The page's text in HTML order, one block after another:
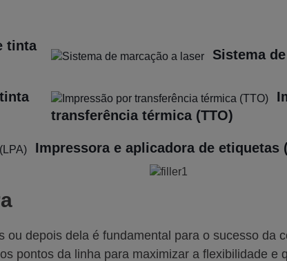
tinta
Sistema
transferência térmica (TTO)
Impressora e aplicadora de etiquetas
ou depois dela é fundamental para o sucesso da
pontos da linha para maximizar a flexibilidade e